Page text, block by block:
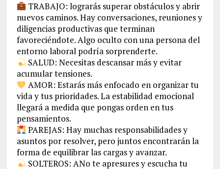
TRABAJO: lograrás superar obstáculos y abrir
nuevos caminos. Hay conversaciones, reuniones y
diligencias productivas que terminan
favoreciéndote. Algo oculto con una persona del
entorno laboral podría sorprenderte.
SALUD: Necesitas descansar más y evitar
acumular tensiones.
AMOR: Estarás más enfocado en organizar tu
vida y tus prioridades. La estabilidad emocional
llegará a medida que pongas orden en tus
pensamientos.
PAREJAS: Hay muchas responsabilidades y
asuntos por resolver, pero juntos encontrarán la
forma de equilibrar las cargas y avanzar.
SOLTEROS: ANo te apresures y escucha tu